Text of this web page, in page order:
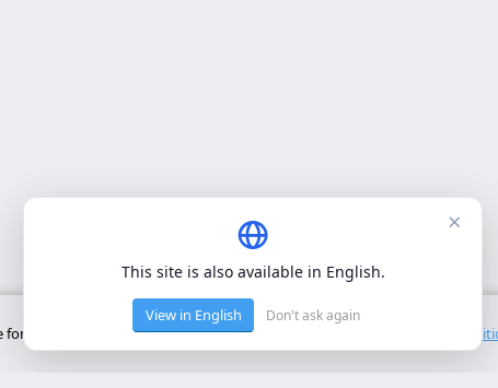
de base du site. Nous n'utilisons pas de cookies tiers.
×
This site is also available in English.
View in English Don't ask again